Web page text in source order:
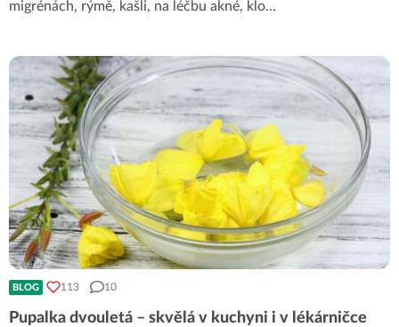
migrénách, rýmě, kašli, na léčbu akné, klo...
BLOG 113 10
Pupalka dvouletá – skvělá v kuchyni i v lékárničce